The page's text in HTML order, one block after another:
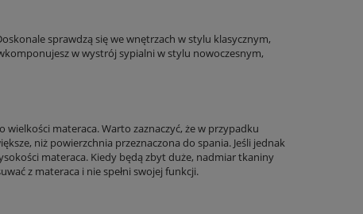
sprawdzą się we wnętrzach w stylu klasycznym,
w wystrój sypialni w stylu nowoczesnym,
materaca. Warto zaznaczyć, że w przypadku
niż powierzchnia przeznaczona do spania. Jeśli jednak
materaca. Kiedy będą zbyt duże, nadmiar tkaniny
z materaca i nie spełni swojej funkcji.